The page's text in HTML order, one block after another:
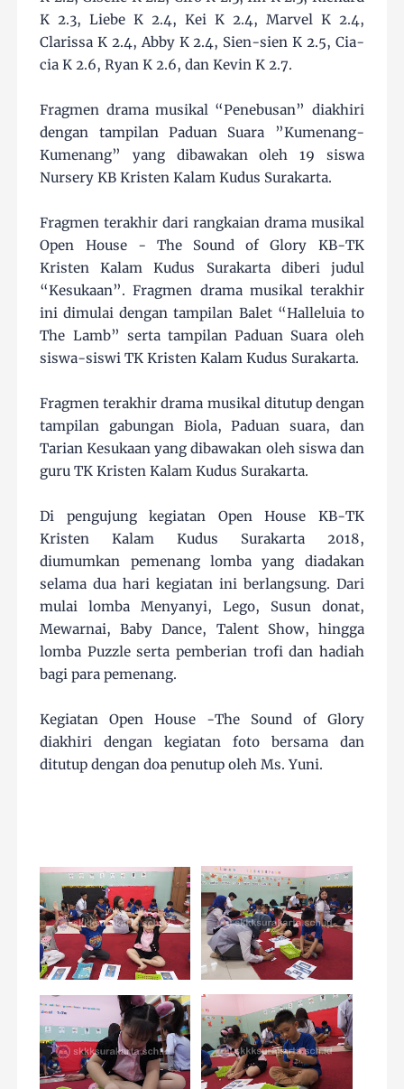
K 2.3, Liebe K 2.4, Kei K 2.4, Marvel K 2.4,
Clarissa K 2.4, Abby K 2.4, Sien-sien K 2.5, Cia-
cia K 2.6, Ryan K 2.6, dan Kevin K 2.7.
Fragmen drama musikal “Penebusan” diakhiri
dengan tampilan Paduan Suara ”Kumenang-
Kumenang” yang dibawakan oleh 19 siswa
Nursery KB Kristen Kalam Kudus Surakarta.
Fragmen terakhir dari rangkaian drama musikal
Open House - The Sound of Glory KB-TK
Kristen Kalam Kudus Surakarta diberi judul
“Kesukaan”. Fragmen drama musikal terakhir
ini dimulai dengan tampilan Balet “Halleluia to
The Lamb” serta tampilan Paduan Suara oleh
siswa-siswi TK Kristen Kalam Kudus Surakarta.
Fragmen terakhir drama musikal ditutup dengan
tampilan gabungan Biola, Paduan suara, dan
Tarian Kesukaan yang dibawakan oleh siswa dan
guru TK Kristen Kalam Kudus Surakarta.
Di pengujung kegiatan Open House KB-TK
Kristen Kalam Kudus Surakarta 2018,
diumumkan pemenang lomba yang diadakan
selama dua hari kegiatan ini berlangsung. Dari
mulai lomba Menyanyi, Lego, Susun donat,
Mewarnai, Baby Dance, Talent Show, hingga
lomba Puzzle serta pemberian trofi dan hadiah
bagi para pemenang.
Kegiatan Open House -The Sound of Glory
diakhiri dengan kegiatan foto bersama dan
ditutup dengan doa penutup oleh Ms. Yuni.